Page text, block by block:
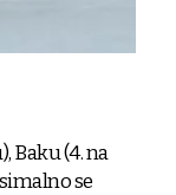
Baku (4. na
se